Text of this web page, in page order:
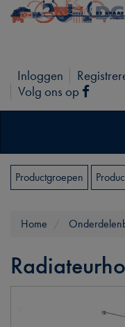
Inloggen
Volg ons op
Productgroepen
Home